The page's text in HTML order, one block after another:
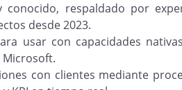
respaldado por
desde 2023.
usar con capacidades
Microsoft.
con clientes mediante